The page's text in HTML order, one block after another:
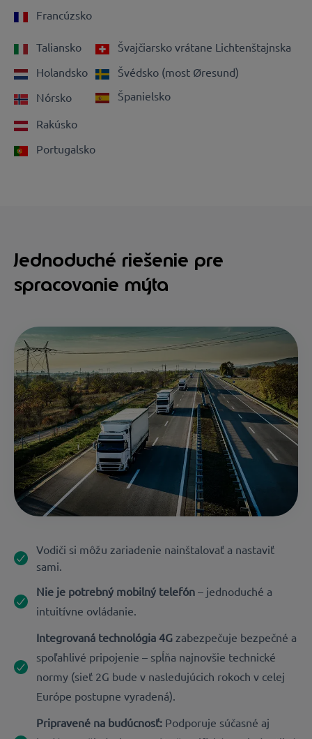
Francúzsko
Taliansko
Holandsko
Nórsko
Rakúsko
Portugalsko
Švajčiarsko vrátane Lichtenštajnska
Švédsko (most Øresund)
Španielsko
Jednoduché riešenie pre
spracovanie mýta
Vodiči si môžu zariadenie nainštalovať a nastaviť
sami.
Nie je potrebný mobilný telefón – jednoduché a
intuitívne ovládanie.
Integrovaná technológia 4G zabezpečuje bezpečné a
spoľahlivé pripojenie – spĺňa najnovšie technické
normy (sieť 2G bude v nasledujúcich rokoch v celej
Európe postupne vyradená).
Pripravené na budúcnosť: Podporuje súčasné aj